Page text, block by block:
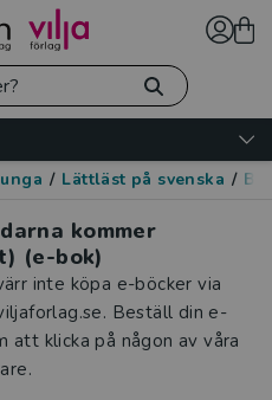
/ Lättläst på svenska /
kommer
(e-bok)
inte köpa e-böcker via
Beställ din e-
att klicka på någon av våra